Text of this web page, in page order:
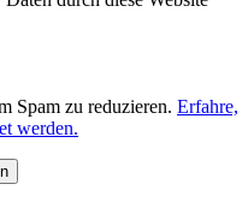
Spam zu reduzieren. Erfahre,
werden.